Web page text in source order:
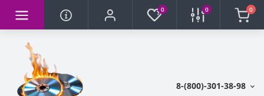
0 0 0
8-(800)-301-38-98